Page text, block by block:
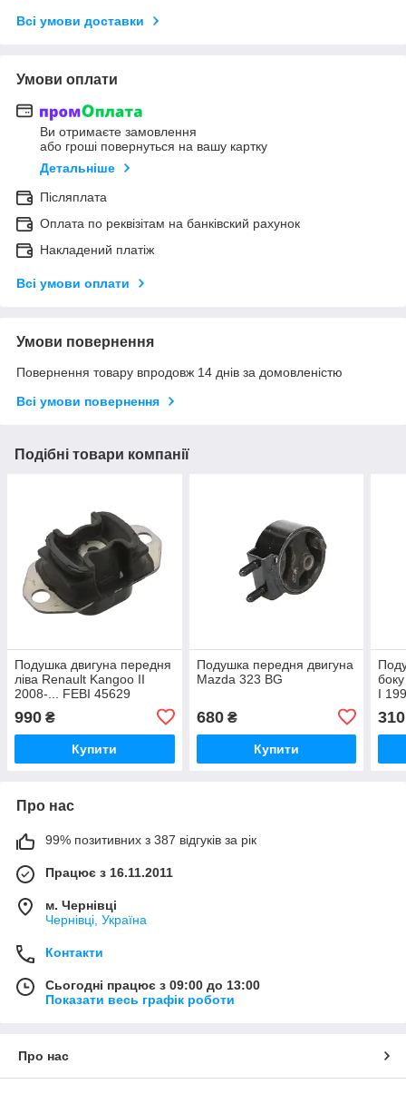
Всі умови доставки
Умови оплати
Ви отримаєте замовлення
або гроші повернуться на вашу картку
Детальніше
Післяплата
Оплата по реквізітам на банківский рахунок
Накладений платіж
Всі умови оплати
Умови повернення
Повернення товару впродовж 14 днів за домовленістю
Всі умови повернення
Подібні товари компанії
Подушка двигуна передня
ліва Renault Kangoo II
2008-... FEBI 45629
990 ₴
Купити
Подушка передня двигуна
Mazda 323 BG
680₴
Купити
I
310
Про нас
99% позитивних з 387 відгуків за рік
Працює з 16.11.2011
м. Чернівці
Чернівці, Україна
Контакти
Сьогодні працює з 09:00 до 13:00
Показати весь графік роботи
Про нас